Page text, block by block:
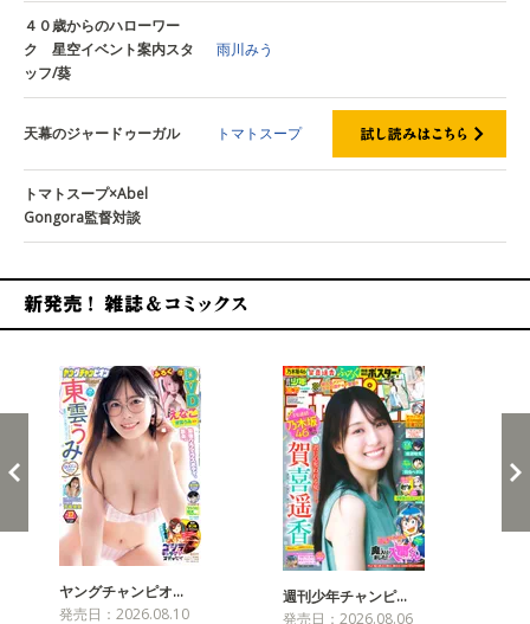
４０歳からのハローワー
ク 星空イベント案内スタ
ッフ/葵
雨川みう
天幕のジャードゥーガル トマトスープ
トマトスープ×Abel
Gongora監督対談
ヤングチャンピオ…
発売日：2026.08.10
週刊少年チャンピ…
発売日：2026.08.06